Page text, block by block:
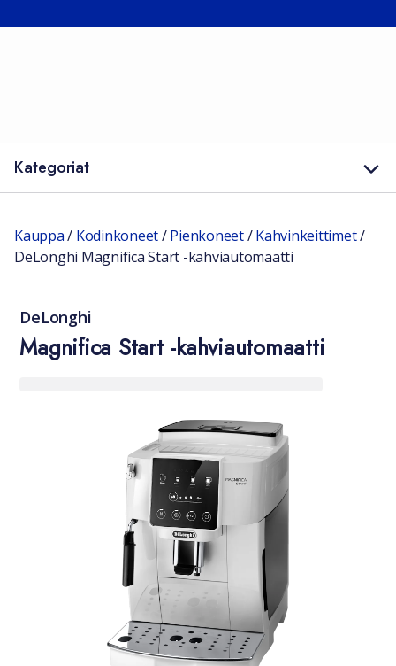
Kategoriat
Kauppa/ Kodinkoneet/Pienkoneet/Kahvinkeittimet/
DeLonghi Magnifica Start -kahviautomaatti
DeLonghi
Magnifica Start -kahviautomaatti